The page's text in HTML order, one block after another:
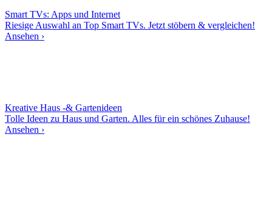
Smart TVs: Apps und Internet
Riesige Auswahl an Top Smart TVs. Jetzt stöbern & vergleichen!
Ansehen ›
Kreative Haus -& Gartenideen
Tolle Ideen zu Haus und Garten. Alles für ein schönes Zuhause!
Ansehen ›